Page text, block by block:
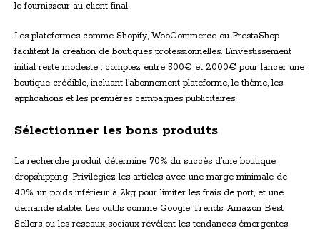
le fournisseur au client final.
Les plateformes comme Shopify, WooCommerce ou PrestaShop
facilitent la création de boutiques professionnelles. L’investissement
initial reste modeste : comptez entre 500€ et 2000€ pour lancer une
boutique crédible, incluant l’abonnement plateforme, le thème, les
applications et les premières campagnes publicitaires.
Sélectionner les bons produits
La recherche produit détermine 70% du succès d’une boutique
dropshipping. Privilégiez les articles avec une marge minimale de
40%, un poids inférieur à 2kg pour limiter les frais de port, et une
demande stable. Les outils comme Google Trends, Amazon Best
Sellers ou les réseaux sociaux révèlent les tendances émergentes.